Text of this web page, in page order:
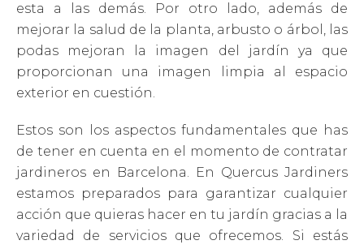
esta a las demás. Por otro lado, además de
mejorar la salud de la planta, arbusto o árbol, las
podas mejoran la imagen del jardín ya que
proporcionan una imagen limpia al espacio
exterior en cuestión.
Estos son los aspectos fundamentales que has
de tener en cuenta en el momento de contratar
jardineros en Barcelona. En Quercus Jardiners
estamos preparados para garantizar cualquier
acción que quieras hacer en tu jardín gracias a la
variedad de servicios que ofrecemos. Si estás